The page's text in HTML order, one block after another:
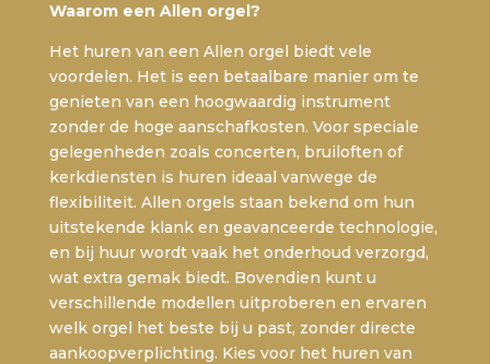
Waarom een Allen orgel?
Het huren van een Allen orgel biedt vele
voordelen. Het is een betaalbare manier om te
genieten van een hoogwaardig instrument
zonder de hoge aanschafkosten. Voor speciale
gelegenheden zoals concerten, bruiloften of
kerkdiensten is huren ideaal vanwege de
flexibiliteit. Allen orgels staan bekend om hun
uitstekende klank en geavanceerde technologie,
en bij huur wordt vaak het onderhoud verzorgd,
wat extra gemak biedt. Bovendien kunt u
verschillende modellen uitproberen en ervaren
welk orgel het beste bij u past, zonder directe
aankoopverplichting. Kies voor het huren van